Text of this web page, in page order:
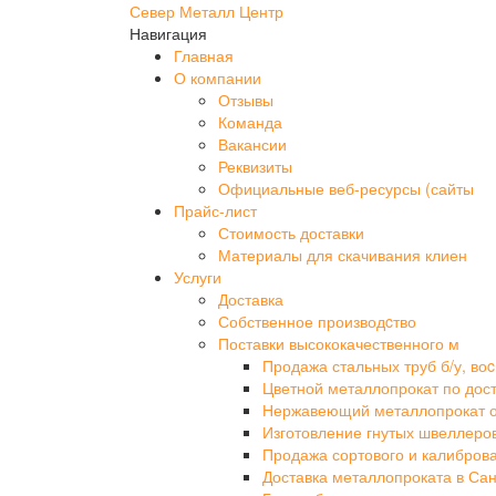
Север Металл Центр
Навигация
Главная
О компании
Отзывы
Команда
Вакансии
Реквизиты
Официальные веб-ресурсы (сайты
Прайс-лист
Стоимость доставки
Материалы для скачивания клиен
Услуги
Доставка
Собственное производcтво
Поставки высококачественного м
Продажа стальных труб б/у, воc
Цветной металлопрокат по
Нержавеющий металлопрокат
Изготовление гнутых
Продажа сортового и
Доставка металлопроката в